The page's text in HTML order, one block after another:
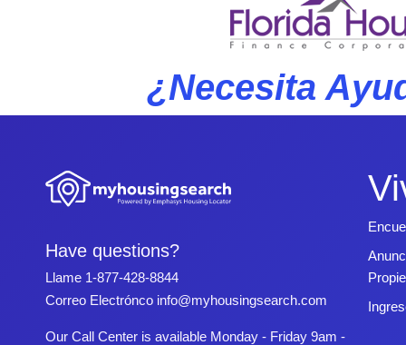
¿Necesita
Have questions?
Llame 1-877-428-8844
Correo Electrónco info@myhousingsearch.com
Our Call Center is available Monday - Friday 9am -